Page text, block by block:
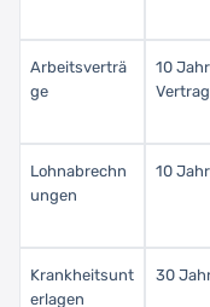
Arbeitsverträ
ge
10
Lohnabrechn
ungen
10
Krankheitsunt
erlagen
30